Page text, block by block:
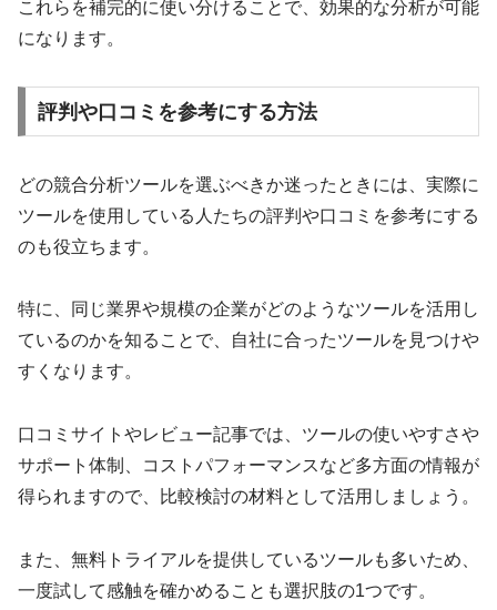
これらを補完的に使い分けることで、効果的な分析が可能
になります。
評判や口コミを参考にする方法
どの競合分析ツールを選ぶべきか迷ったときには、実際に
ツールを使用している人たちの評判や口コミを参考にする
のも役立ちます。
特に、同じ業界や規模の企業がどのようなツールを活用し
ているのかを知ることで、自社に合ったツールを見つけや
すくなります。
口コミサイトやレビュー記事では、ツールの使いやすさや
サポート体制、コストパフォーマンスなど多方面の情報が
得られますので、比較検討の材料として活用しましょう。
また、無料トライアルを提供しているツールも多いため、
一度試して感触を確かめることも選択肢の1つです。